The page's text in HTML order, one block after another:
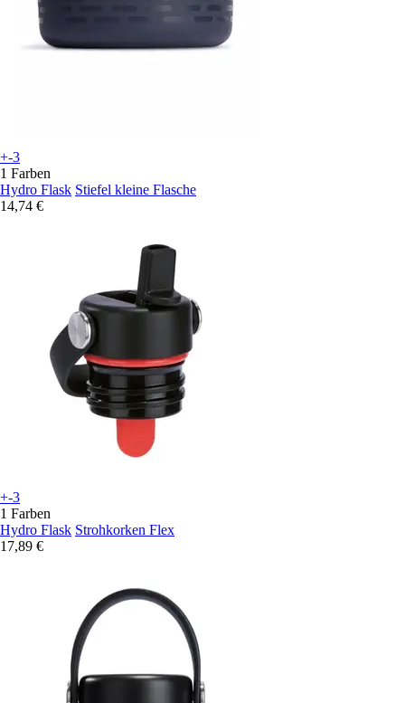
+-3
1 Farben
Hydro Flask Stiefel kleine Flasche
14,74 €
+-3
1 Farben
Hydro Flask Strohkorken Flex
17,89 €